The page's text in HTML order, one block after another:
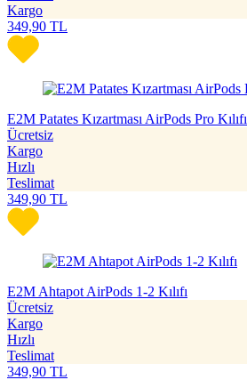
Kargo
349,90 TL
E2M Patates Kızartması AirPods Pro Kılıfı
Ücretsiz
Kargo
Hızlı
Teslimat
349,90 TL
E2M Ahtapot AirPods 1-2 Kılıfı
Ücretsiz
Kargo
Hızlı
Teslimat
349,90 TL